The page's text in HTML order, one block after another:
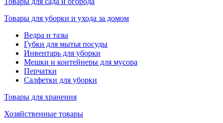
Товары для уборки и ухода за домом
Ведра и тазы
Губки для мытья посуды
Инвентарь для уборки
Мешки и контейнеры для мусора
Перчатки
Салфетки для уборки
Товары для хранения
Хозяйственные товары